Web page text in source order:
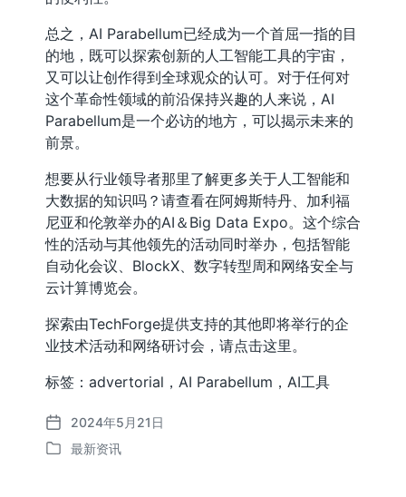
总之，AI Parabellum已经成为一个首屈一指的目
的地，既可以探索创新的人工智能工具的宇宙，
又可以让创作得到全球观众的认可。对于任何对
这个革命性领域的前沿保持兴趣的人来说，AI
Parabellum是一个必访的地方，可以揭示未来的
前景。
想要从行业领导者那里了解更多关于人工智能和
大数据的知识吗？请查看在阿姆斯特丹、加利福
尼亚和伦敦举办的AI＆Big Data Expo。这个综合
性的活动与其他领先的活动同时举办，包括智能
自动化会议、BlockX、数字转型周和网络安全与
云计算博览会。
探索由TechForge提供支持的其他即将举行的企
业技术活动和网络研讨会，请点击这里。
标签：advertorial，AI Parabellum，AI工具
发
布
2024年5月21日
发
最新资讯